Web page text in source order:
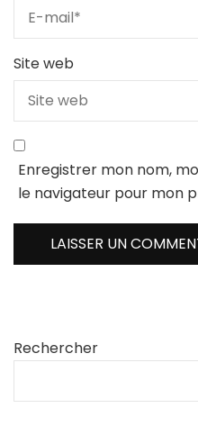
Site web
Enregistrer mon nom,
le navigateur pour mon
Rechercher